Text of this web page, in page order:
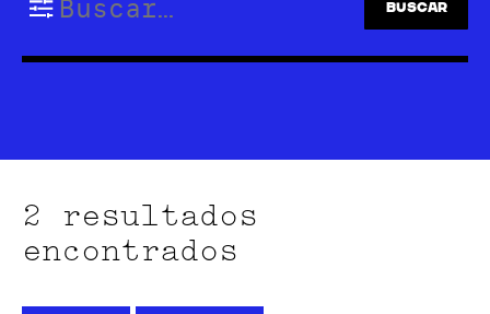
2 resultados
encontrados